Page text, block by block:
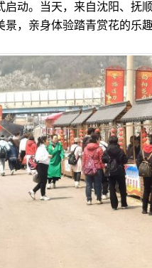
启动。当天，来自沈阳、抚
景，亲身体验踏青赏花的乐趣